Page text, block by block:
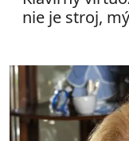
nie je stroj,